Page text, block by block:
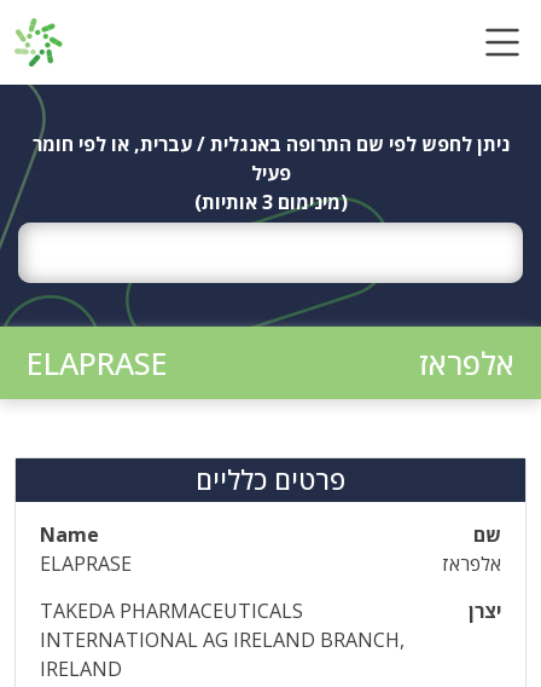
ניתן לחפש לפי שם התרופה באנגלית / עברית, או לפי חומר
פעיל
(מינימום 3 אותיות)
אלפראז ELAPRASE
פרטים כלליים
שם
Name
אלפראז
ELAPRASE
יצרן
TAKEDA PHARMACEUTICALS
INTERNATIONAL AG IRELAND BRANCH,
IRELAND